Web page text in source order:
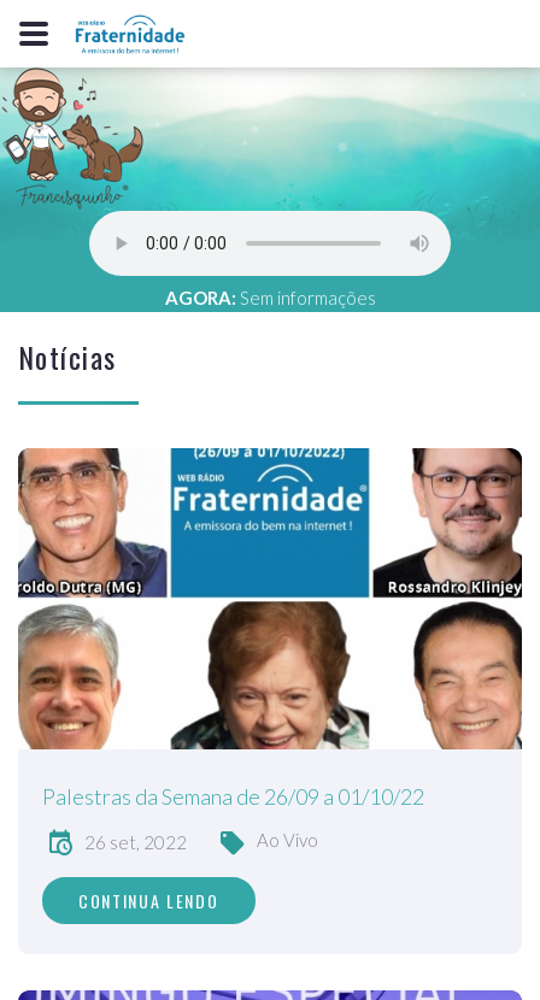
AGORA: Sem informações
Notícias
Palestras da Semana de 26/09 a 01/10/22
26 set, 2022 Ao Vivo
CONTINUA LENDO